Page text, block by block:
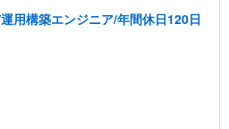
用構築エンジニア/年間休日120日